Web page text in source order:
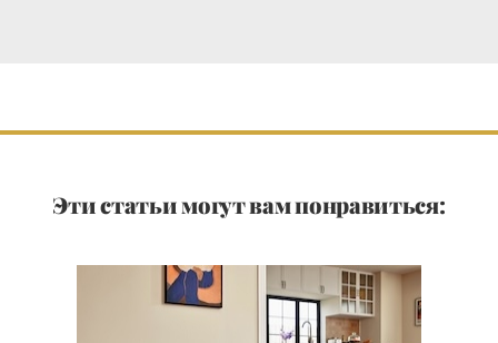
Эти статьи могут вам понравиться: